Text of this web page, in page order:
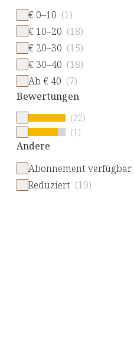
€ 0–10 (1)
€ 10–20 (18)
€ 20–30 (15)
€ 30–40 (18)
Ab € 40 (7)
Bewertungen
(22)
(1)
Andere
Abonnement verfügbar
Reduziert (19)